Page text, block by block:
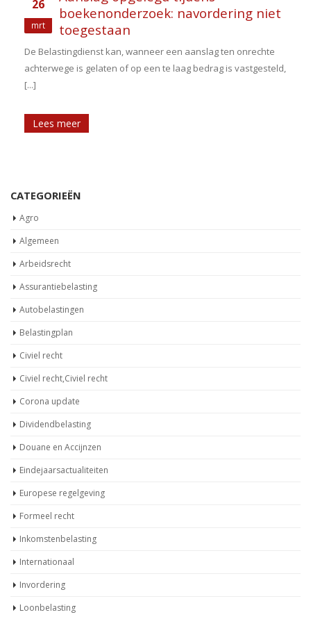
26
mrt
boekenonderzoek: navordering niet
toegestaan
De Belastingdienst kan, wanneer een aanslag ten onrechte
achterwege is gelaten of op een te laag bedrag is vastgesteld,
[...]
Lees meer
CATEGORIEËN
Agro
Algemeen
Arbeidsrecht
Assurantiebelasting
Autobelastingen
Belastingplan
Civiel recht
Civiel recht,Civiel recht
Corona update
Dividendbelasting
Douane en Accijnzen
Eindejaarsactualiteiten
Europese regelgeving
Formeel recht
Inkomstenbelasting
Internationaal
Invordering
Loonbelasting